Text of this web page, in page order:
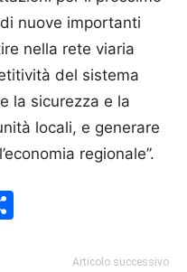
nuove importanti
nella rete viaria
del sistema
la sicurezza e la
locali, e generare
regionale”.
Articolo successivo